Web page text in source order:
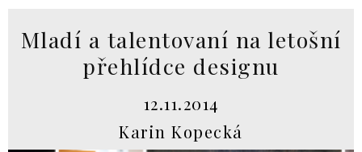
Mladí a talentovaní na letošní
přehlídce designu
12.11.2014
Karin Kopecká